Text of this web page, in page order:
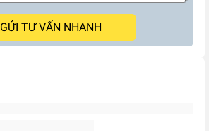
GỬI TƯ VẤN NHANH